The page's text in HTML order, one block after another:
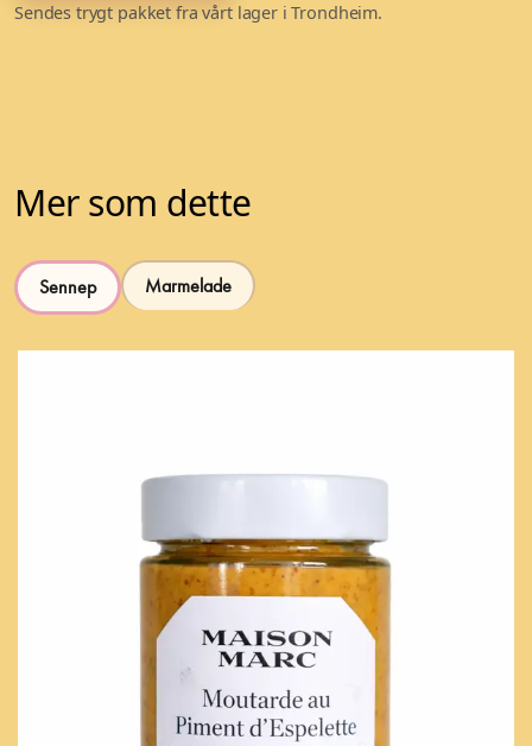
Sendes trygt pakket fra vårt lager i Trondheim.
Mer som dette
Sennep Marmelade